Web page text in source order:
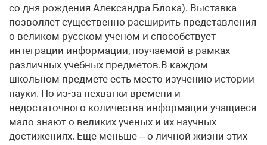
со дня рождения Александра Блока). Выставка
позволяет существенно расширить представления
о великом русском ученом и способствует
интеграции информации, поучаемой в рамках
различных учебных предметов.В каждом
школьном предмете есть место изучению истории
науки. Но из-за нехватки времени и
недостаточного количества информации учащиеся
мало знают о великих ученых и их научных
достижениях. Еще меньше – о личной жизни этих